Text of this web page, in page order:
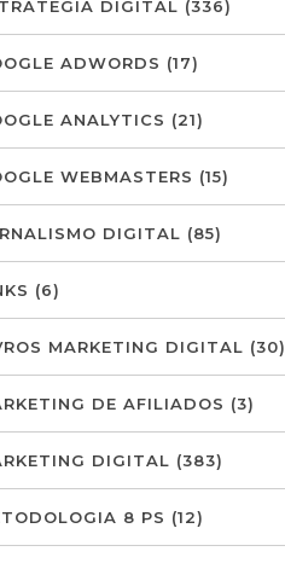
DIGITAL (336)
ADWORDS (17)
ANALYTICS (21)
WEBMASTERS (15)
DIGITAL (85)
(6)
MARKETING DIGITAL (30)
DE AFILIADOS (3)
DIGITAL (383)
8 PS (12)